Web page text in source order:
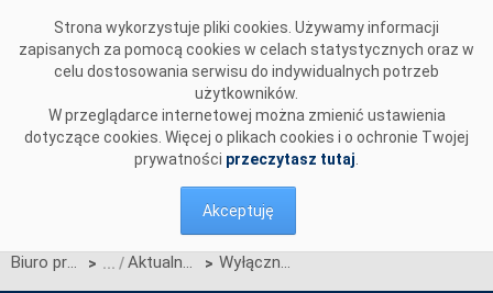
Strona wykorzystuje pliki cookies. Używamy informacji
zapisanych za pomocą cookies w celach statystycznych oraz w
celu dostosowania serwisu do indywidualnych potrzeb
użytkowników.
W przeglądarce internetowej można zmienić ustawienia
dotyczące cookies. Więcej o plikach cookies i o ochronie Twojej
prywatności przeczytasz tutaj
Akceptuję
Biuro prasowe > Aktualności > Wyłączniki do sieci 110 kV, 220 kV i 400 kV